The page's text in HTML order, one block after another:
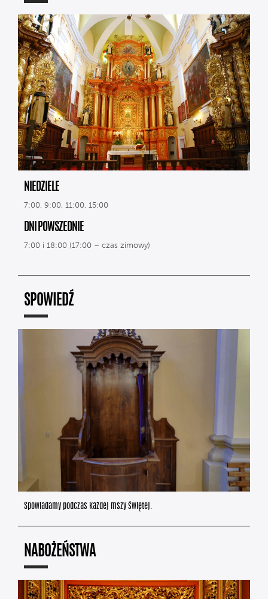
NIEDZIELE
7:00, 9:00, 11:00, 15:00
DNI POWSZEDNIE
7:00 i 18:00 (17:00 – czas zimowy)
SPOWIEDŹ
Spowiadamy podczas każdej mszy świętej.
NABOŻEŃSTWA